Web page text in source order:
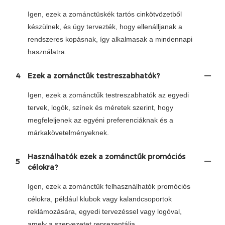
Igen, ezek a zománctüskék tartós cinkötvözetből
készülnek, és úgy tervezték, hogy ellenálljanak a
rendszeres kopásnak, így alkalmasak a mindennapi
használatra.
4 Ezek a zománctűk testreszabhatók?
Igen, ezek a zománctűk testreszabhatók az egyedi
tervek, logók, színek és méretek szerint, hogy
megfeleljenek az egyéni preferenciáknak és a
márkakövetelményeknek.
5
Használhatók ezek a zománctűk promóciós
célokra?
Igen, ezek a zománctűk felhasználhatók promóciós
célokra, például klubok vagy kalandcsoportok
reklámozására, egyedi tervezéssel vagy logóval,